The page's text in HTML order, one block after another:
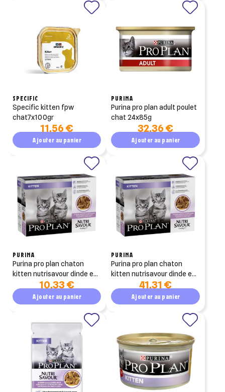
SPECIFIC
specific kitten fpw
chat7x100gr
11,56 €
Ajouter au panier
PURINA
purina pro plan adult poulet
chat 24x85g
32,36 €
Ajouter au panier
PURINA
purina pro plan chaton
kitten nutrisavour dinde en
sauce 10x85g10,33 €
Ajouter au panier
PURINA
purina pro plan chaton
kitten nutrisavour dinde en
sauce lot de 4x10x85g
41,31 €
Ajouter au panier